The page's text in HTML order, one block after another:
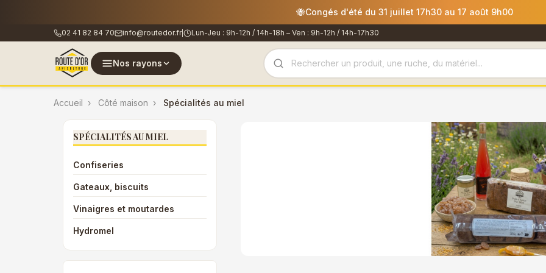
Les commandes passées après le 30 juillet 12h00 seront
02 41 82 84 70 info@routedor.fr| Lun-Jeu : 9h-12h / 14h-18h – Ven : 9h-12h / 14h-17h30
Nos rayons
Accueil Côté maison Spécialités au miel
SPÉCIALITÉS AU MIEL
Confiseries
Gateaux, biscuits
Vinaigres et moutardes
Hydromel